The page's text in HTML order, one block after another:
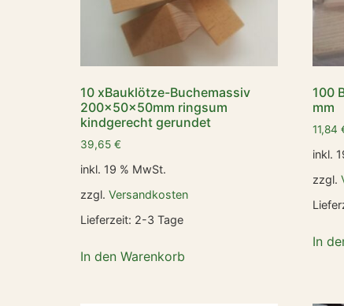
10 xBauklötze-Buchemassiv
200x50x50mm ringsum
kindgerecht gerundet
39,65 €
inkl. 19 % MwSt.
zzgl. Versandkosten
Lieferzeit: 2-3 Tage
In den Warenkorb
100
mm
11,84
inkl.
zzgl.
In